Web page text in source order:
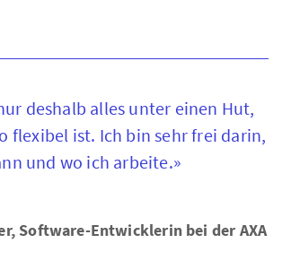
deshalb alles unter einen Hut,
flexibel ist. Ich bin sehr frei darin,
und wo ich arbeite.»
Software-Entwicklerin bei der AXA